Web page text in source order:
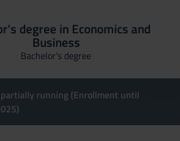
degree in Economics and
Business
Bachelor's degree
partially running (Enrollment until